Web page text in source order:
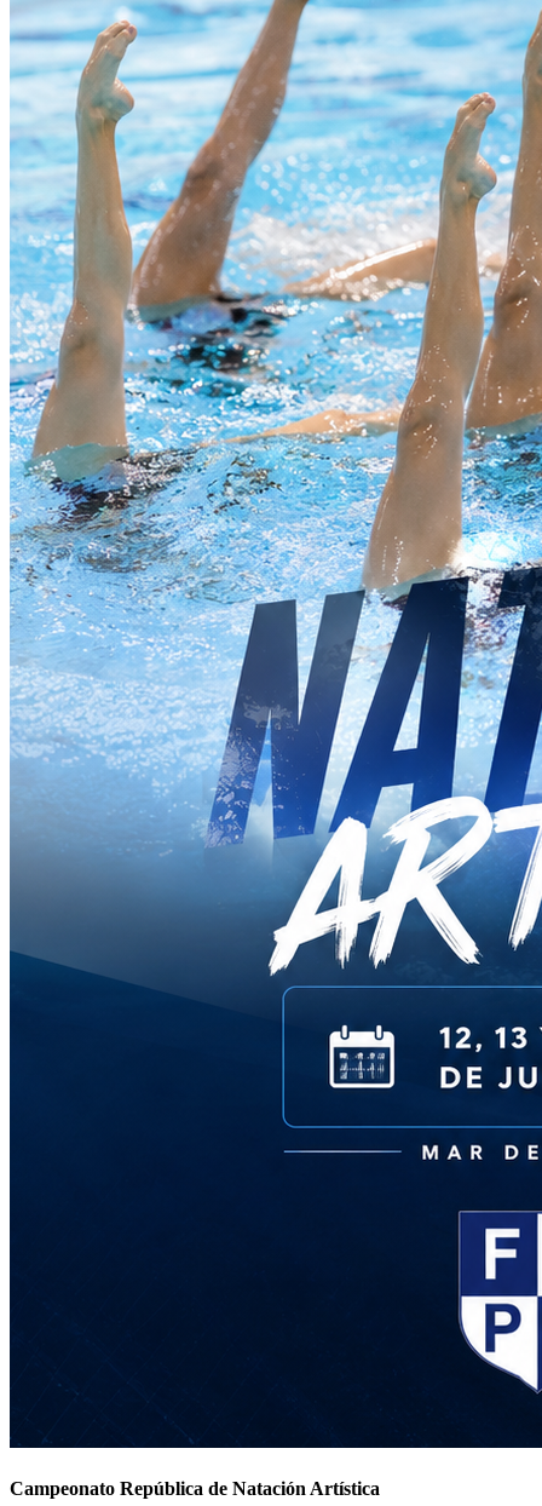
Campeonato República de Natación Artística